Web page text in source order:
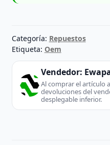
Categoría: Repuestos
Etiqueta: Oem
Vendedor:
Al comprar el artículo
devoluciones del
desplegable inferior.